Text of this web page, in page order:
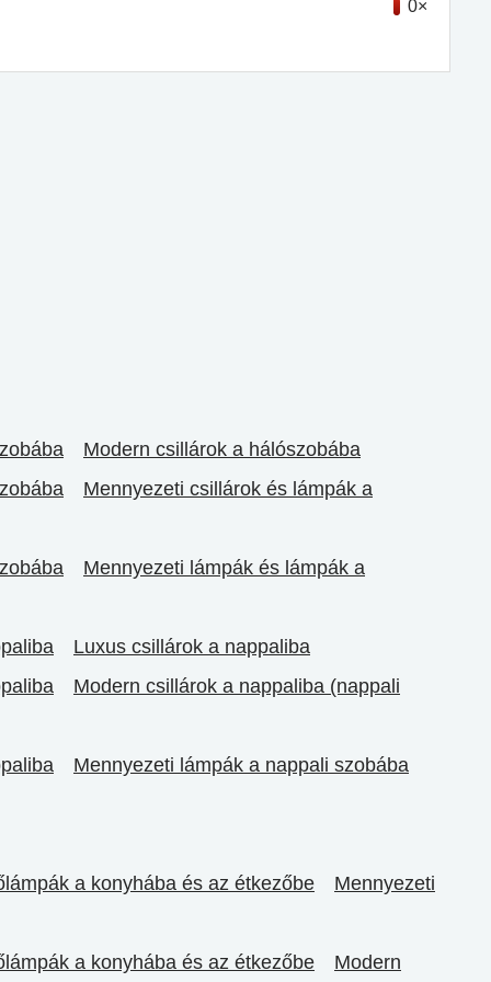
0×
Modern csillárok a hálószobába
Mennyezeti csillárok és lámpák a
Mennyezeti lámpák és lámpák a
Luxus csillárok a nappaliba
Modern csillárok a nappaliba (nappali
Mennyezeti lámpák a nappali szobába
a konyhába és az étkezőbe
Mennyezeti
a konyhába és az étkezőbe Modern